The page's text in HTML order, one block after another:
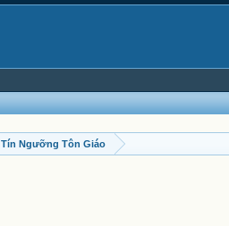
Tín Ngưỡng Tôn Giáo